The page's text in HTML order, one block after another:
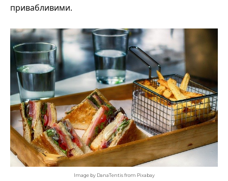
привабливими.
Image by DanaTentis from Pixabay